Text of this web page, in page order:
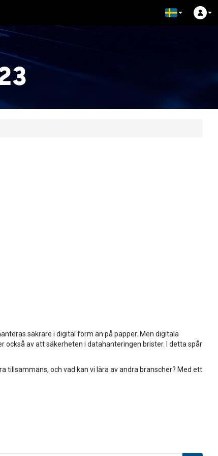
säkrare i digital form än på papper. Men digitala
också av att säkerheten i datahanteringen brister. I detta spår
tillsammans, och vad kan vi lära av andra branscher? Med ett